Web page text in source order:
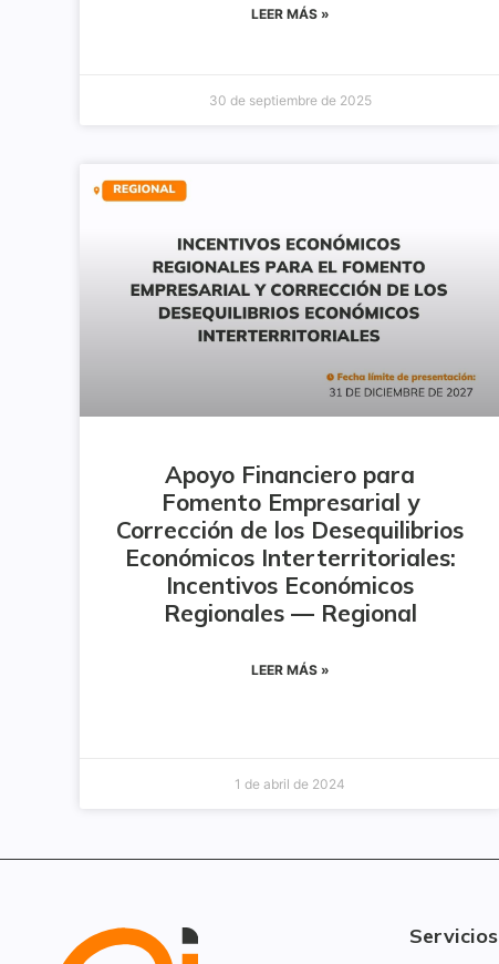
LEER MÁS »
30 de septiembre de 2025
Apoyo Financiero para
Fomento Empresarial y
Corrección de los Desequilibrios
Económicos Interterritoriales:
Incentivos Económicos
Regionales — Regional
LEER MÁS »
1 de abril de 2024
Servicios